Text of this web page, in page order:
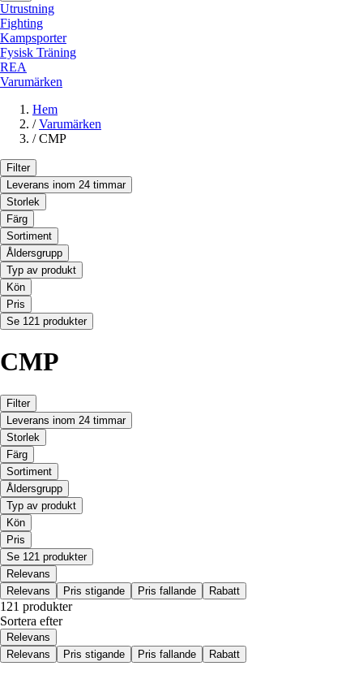
Utrustning
Fighting
Kampsporter
Fysisk Träning
REA
Varumärken
Hem
/ Varumärken
/ CMP
Filter
Leverans inom 24 timmar
Storlek
Färg
Sortiment
Åldersgrupp
Typ av produkt
Kön
Pris
Se 121 produkter
CMP
Filter
Leverans inom 24 timmar
Storlek
Färg
Sortiment
Åldersgrupp
Typ av produkt
Kön
Pris
Se 121 produkter
Relevans
Relevans
Pris stigande Pris fallande Rabatt
121 produkter
Sortera efter
Relevans
Relevans
Pris stigande Pris fallande Rabatt